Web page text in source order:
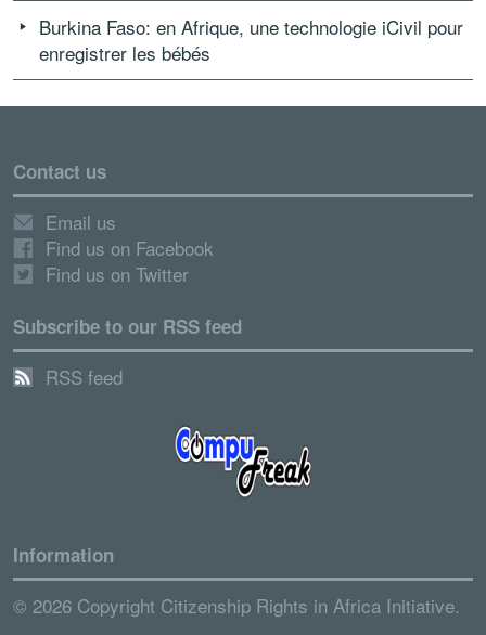
Burkina Faso: en Afrique, une technologie iCivil pour
enregistrer les bébés
Contact us
Email us
Find us on Facebook
Find us on Twitter
Subscribe to our RSS feed
RSS feed
Information
© 2026 Copyright Citizenship Rights in Africa Initiative.